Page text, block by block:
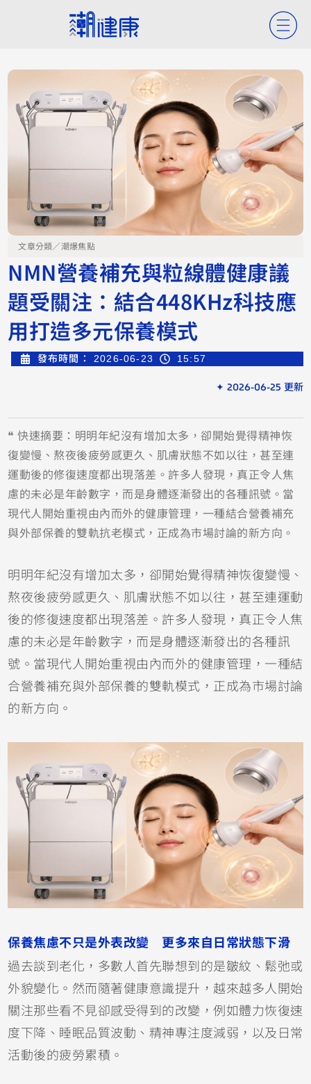
文章分類／潮爆焦點
NMN營養補充與粒線體健康議
題受關注：結合448KHz科技應
用打造多元保養模式
發布時間： 2026-06-23 15:57
✦ 2026-06-25 更新
❝ 快速摘要：明明年紀沒有增加太多，卻開始覺得精神恢
復變慢、熬夜後疲勞感更久、肌膚狀態不如以往，甚至連
運動後的修復速度都出現落差。許多人發現，真正令人焦
慮的未必是年齡數字，而是身體逐漸發出的各種訊號。當
現代人開始重視由內而外的健康管理，一種結合營養補充
與外部保養的雙軌抗老模式，正成為市場討論的新方向。
明明年紀沒有增加太多，卻開始覺得精神恢復變慢、
熬夜後疲勞感更久、肌膚狀態不如以往，甚至連運動
後的修復速度都出現落差。許多人發現，真正令人焦
慮的未必是年齡數字，而是身體逐漸發出的各種訊
號。當現代人開始重視由內而外的健康管理，一種結
合營養補充與外部保養的雙軌模式，正成為市場討論
的新方向。
保養焦慮不只是外表改變 更多來自日常狀態下滑
過去談到老化，多數人首先聯想到的是皺紋、鬆弛或
外貌變化。然而隨著健康意識提升，越來越多人開始
關注那些看不見卻感受得到的改變，例如體力恢復速
度下降、睡眠品質波動、精神專注度減弱，以及日常
活動後的疲勞累積。